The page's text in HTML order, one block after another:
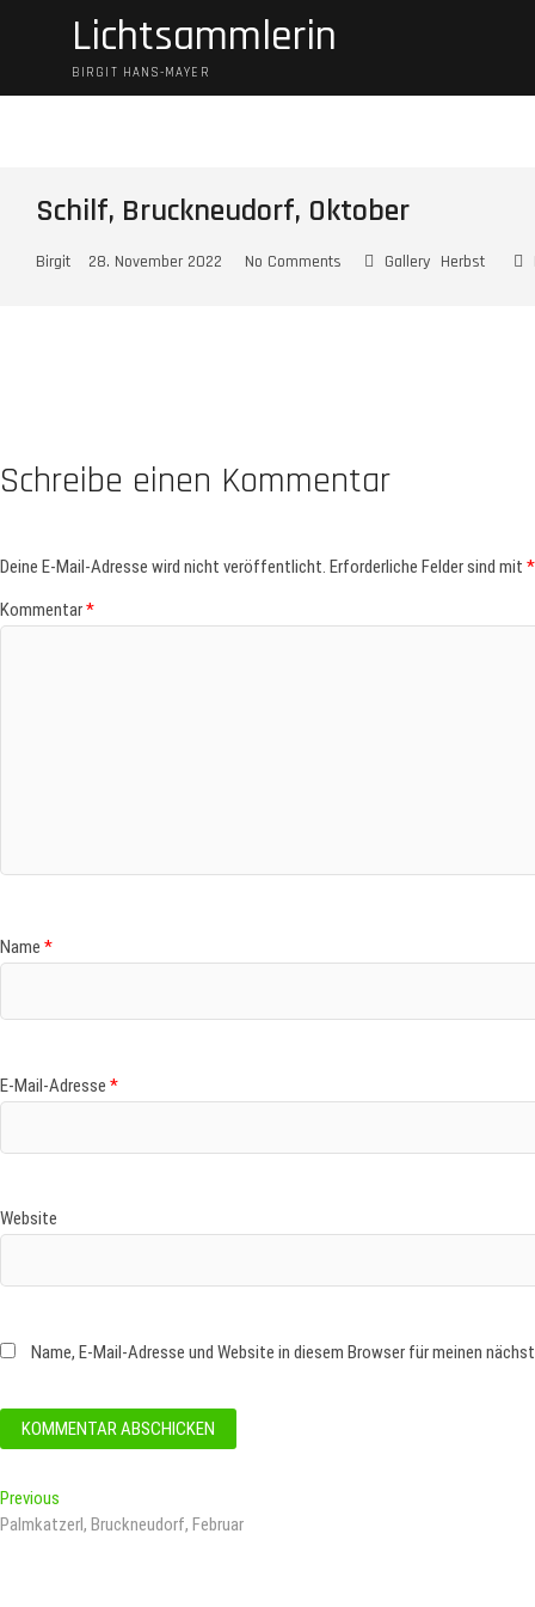
Lichtsammlerin
BIRGIT HANS-MAYER
Schilf, Bruckneudorf, Oktober
Birgit 28. November 2022 No Comments Gallery Herbst
Schreibe einen Kommentar
Deine E-Mail-Adresse wird nicht veröffentlicht. Erforderliche Felder sind mit *
Kommentar*
Name *
E-Mail-Adresse *
Website
Name, E-Mail-Adresse und Website in diesem Browser für meinen
Beitragsnavigation
Previous
post:
Palmkatzerl, Bruckneudorf, Februar